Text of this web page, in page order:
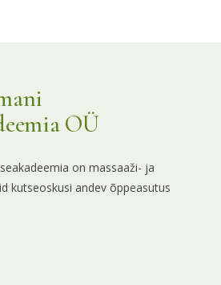
OÜ
on massaaži- ja
kutseoskusi andev õppeasutus